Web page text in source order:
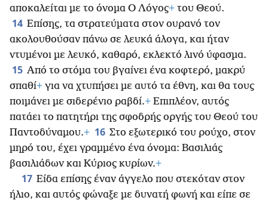
αποκαλείται με το όνομα Ο Λόγος+ του Θεού.
14 Επίσης, τα στρατεύματα στον ουρανό τον
ακολουθούσαν πάνω σε λευκά άλογα, και ήταν
ντυμένοι με λευκό, καθαρό, εκλεκτό λινό ύφασμα.
15 Από το στόμα του βγαίνει ένα κοφτερό, μακρύ
σπαθί+ για να χτυπήσει με αυτό τα έθνη, και θα τους
ποιμάνει με σιδερένιο ραβδί.+ Επιπλέον, αυτός
πατάει το πατητήρι της σφοδρής οργής του Θεού του
Παντοδύναμου.+ 16 Στο εξωτερικό του ρούχο, στον
μηρό του, έχει γραμμένο ένα όνομα: Βασιλιάς
βασιλιάδων και Κύριος κυρίων.+
17 Είδα επίσης έναν άγγελο που στεκόταν στον
ήλιο, και αυτός φώναξε με δυνατή φωνή και είπε σε